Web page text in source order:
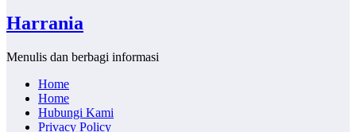
Harrania
Menulis dan berbagi informasi
Home
Home
Hubungi Kami
Privacy Policy